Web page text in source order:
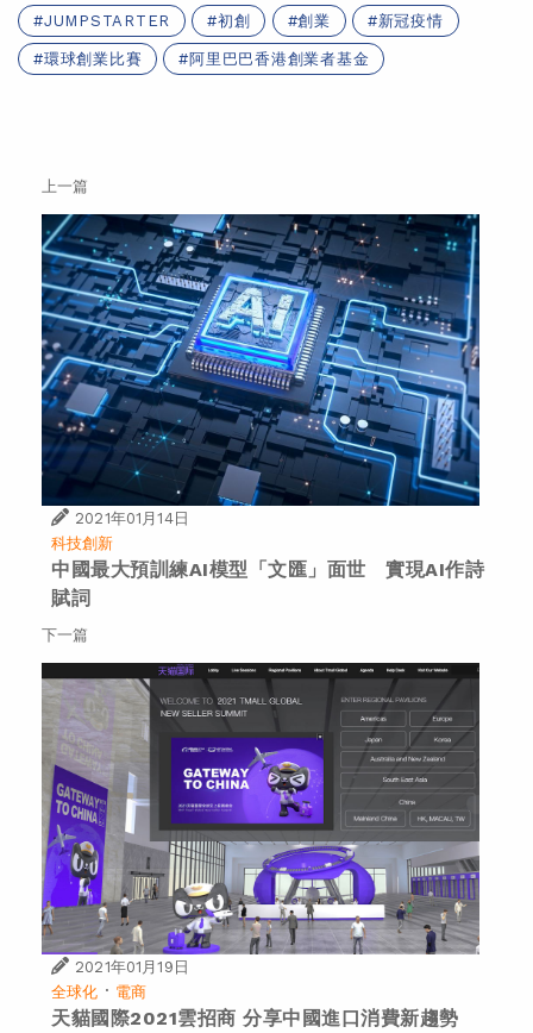
JUMPSTARTER 初創 創業 新冠疫情
環球創業比賽 阿里巴巴香港創業者基金
上一篇
2021年01月14日
科技創新
中國最大預訓練AI模型「文匯」面世 實現AI作詩
賦詞
下一篇
2021年01月19日
全球化 · 電商
天貓國際2021雲招商 分享中國進口消費新趨勢